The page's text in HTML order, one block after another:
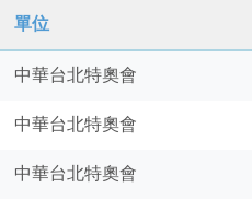
單位
中華台北特奧會
中華台北特奧會
中華台北特奧會